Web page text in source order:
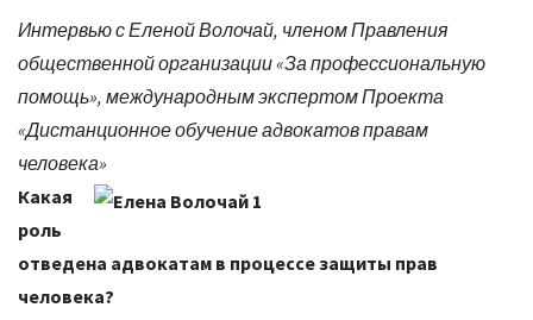
Интервью с Еленой Волочай, членом Правления
общественной организации «За профессиональную
помощь», международным экспертом Проекта
«Дистанционное обучение адвокатов правам
человека»
Какая
роль
отведена адвокатам в процессе защиты прав
человека?